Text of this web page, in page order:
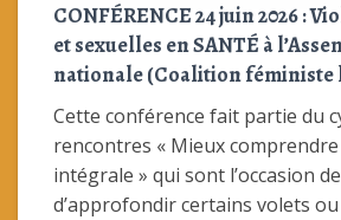
CONFÉRENCE 24 juin 2026 :
et sexuelles en SANTÉ à
nationale (Coalition
Cette conférence fait partie du
rencontres « Mieux
intégrale » qui sont l’occasion
d’approfondir certains volets